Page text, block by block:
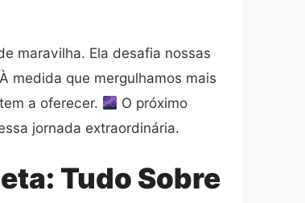
maravilha. Ela desafia nossas
medida que mergulhamos mais
a oferecer.
O próximo
jornada extraordinária.
Tudo Sobre